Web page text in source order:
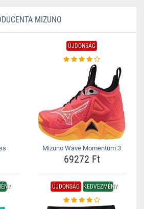
MIZUNO
ÚJDONSÁG
Mizuno Wave Momentum 3
69272 Ft
ÚJDONSÁG KEDVEZMÉNY